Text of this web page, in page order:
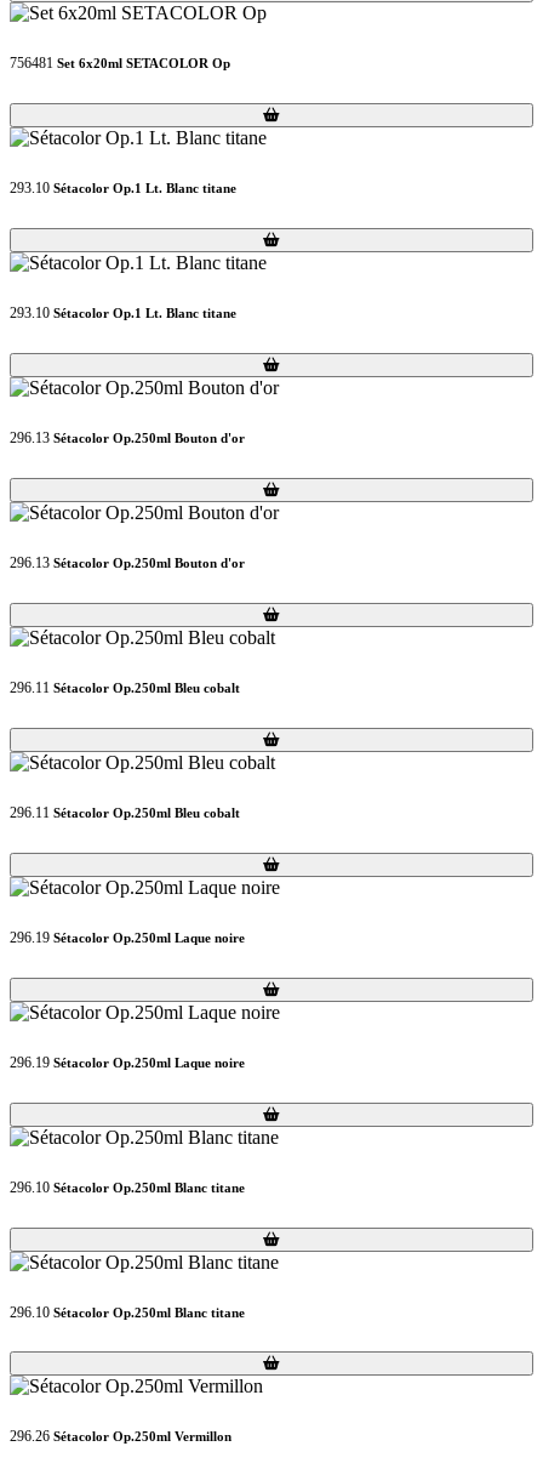
756481 Set 6x20ml SETACOLOR Op
Loading...
Loading...
293.10 Sétacolor Op.1 Lt. Blanc titane
Loading...
Loading...
293.10 Sétacolor Op.1 Lt. Blanc titane
Loading...
Loading...
296.13 Sétacolor Op.250ml Bouton d'or
Loading...
Loading...
296.13 Sétacolor Op.250ml Bouton d'or
Loading...
Loading...
296.11 Sétacolor Op.250ml Bleu cobalt
Loading...
Loading...
296.11 Sétacolor Op.250ml Bleu cobalt
Loading...
Loading...
296.19 Sétacolor Op.250ml Laque noire
Loading...
Loading...
296.19 Sétacolor Op.250ml Laque noire
Loading...
Loading...
296.10 Sétacolor Op.250ml Blanc titane
Loading...
Loading...
296.10 Sétacolor Op.250ml Blanc titane
Loading...
Loading...
296.26 Sétacolor Op.250ml Vermillon